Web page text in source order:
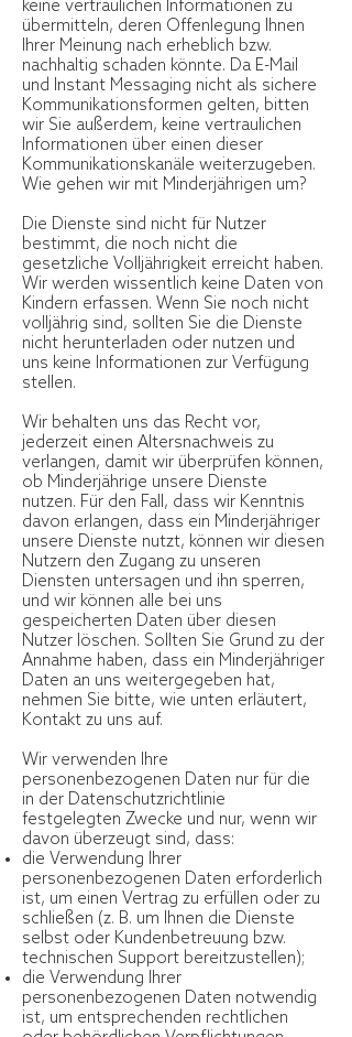
keine vertraulichen Informationen zu
übermitteln, deren Offenlegung Ihnen
Ihrer Meinung nach erheblich bzw.
nachhaltig schaden könnte. Da E-Mail
und Instant Messaging nicht als sichere
Kommunikationsformen gelten, bitten
wir Sie außerdem, keine vertraulichen
Informationen über einen dieser
Kommunikationskanäle weiterzugeben.
Wie gehen wir mit Minderjährigen um?
Die Dienste sind nicht für Nutzer
bestimmt, die noch nicht die
gesetzliche Volljährigkeit erreicht haben.
Wir werden wissentlich keine Daten von
Kindern erfassen. Wenn Sie noch nicht
volljährig sind, sollten Sie die Dienste
nicht herunterladen oder nutzen und
uns keine Informationen zur Verfügung
stellen.
Wir behalten uns das Recht vor,
jederzeit einen Altersnachweis zu
verlangen, damit wir überprüfen können,
ob Minderjährige unsere Dienste
nutzen. Für den Fall, dass wir Kenntnis
davon erlangen, dass ein Minderjähriger
unsere Dienste nutzt, können wir diesen
Nutzern den Zugang zu unseren
Diensten untersagen und ihn sperren,
und wir können alle bei uns
gespeicherten Daten über diesen
Nutzer löschen. Sollten Sie Grund zu der
Annahme haben, dass ein Minderjähriger
Daten an uns weitergegeben hat,
nehmen Sie bitte, wie unten erläutert,
Kontakt zu uns auf.
Wir verwenden Ihre
personenbezogenen Daten nur für die
in der Datenschutzrichtlinie
festgelegten Zwecke und nur, wenn wir
davon überzeugt sind, dass:
die Verwendung Ihrer
personenbezogenen Daten erforderlich
ist, um einen Vertrag zu erfüllen oder zu
schließen (z. B. um Ihnen die Dienste
selbst oder Kundenbetreuung bzw.
technischen Support bereitzustellen);
die Verwendung Ihrer
personenbezogenen Daten notwendig
ist, um entsprechenden rechtlichen